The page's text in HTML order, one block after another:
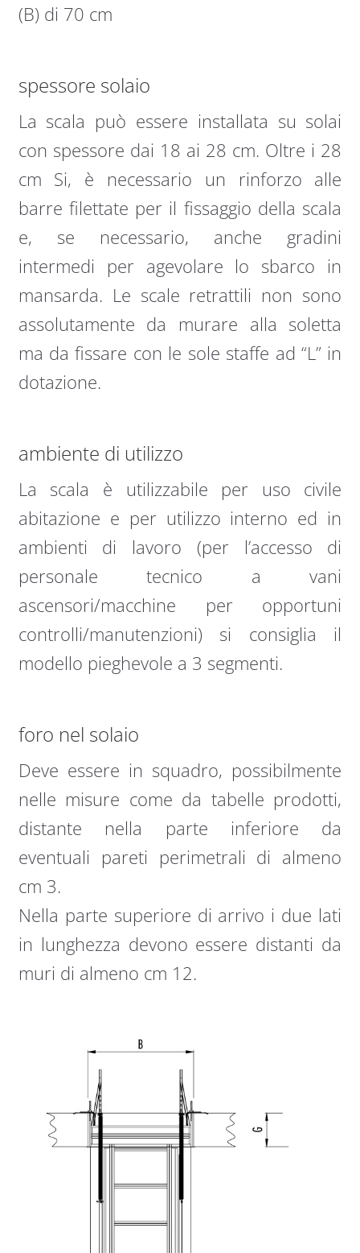
(B) di 70 cm
spessore solaio
La scala può essere installata su solai
con spessore dai 18 ai 28 cm. Oltre i 28
cm Si, è necessario un rinforzo alle
barre filettate per il fissaggio della scala
e, se necessario, anche gradini
intermedi per agevolare lo sbarco in
mansarda. Le scale retrattili non sono
assolutamente da murare alla soletta
ma da fissare con le sole staffe ad “L” in
dotazione.
ambiente di utilizzo
La scala è utilizzabile per uso civile
abitazione e per utilizzo interno ed in
ambienti di lavoro (per l’accesso di
personale tecnico a vani
ascensori/macchine per opportuni
controlli/manutenzioni) si consiglia il
modello pieghevole a 3 segmenti.
foro nel solaio
Deve essere in squadro, possibilmente
nelle misure come da tabelle prodotti,
distante nella parte inferiore da
eventuali pareti perimetrali di almeno
cm 3.
Nella parte superiore di arrivo i due lati
in lunghezza devono essere distanti da
muri di almeno cm 12.